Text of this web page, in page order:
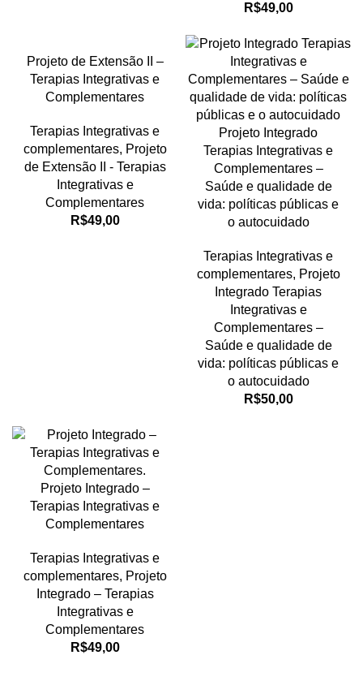
R$49,00
Projeto de Extensão II –
Terapias Integrativas e
Complementares
Terapias Integrativas e
complementares, Projeto
de Extensão II - Terapias
Integrativas e
Complementares
R$49,00
Projeto Integrado
Terapias Integrativas e
Complementares –
Saúde e qualidade de
vida: políticas públicas e
o autocuidado
Terapias Integrativas e
complementares, Projeto
Integrado Terapias
Integrativas e
Complementares –
Saúde e qualidade de
vida: políticas públicas e
o autocuidado
R$50,00
Projeto Integrado –
Terapias Integrativas e
Complementares
Terapias Integrativas e
complementares, Projeto
Integrado – Terapias
Integrativas e
Complementares
R$49,00